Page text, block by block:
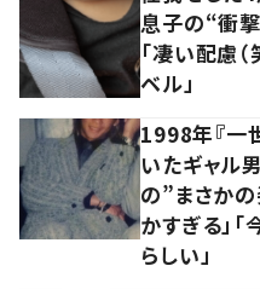
息子の“衝
「凄い配慮
ベル」
1998年『一
いたギャル
の”まさかの
かすぎる」
らしい」